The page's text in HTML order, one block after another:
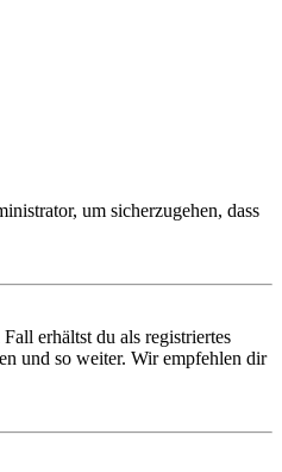
um sicherzugehen, dass
erhältst du als registriertes
und so weiter. Wir empfehlen dir